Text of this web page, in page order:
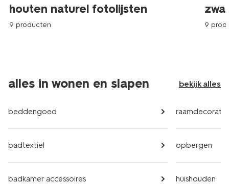
houten naturel fotolijsten
9 producten 9
alles in wonen en slapen bekijk alles
beddengoed
badtextiel
badkamer accessoires
raamdecoratie
opbergen
huishouden